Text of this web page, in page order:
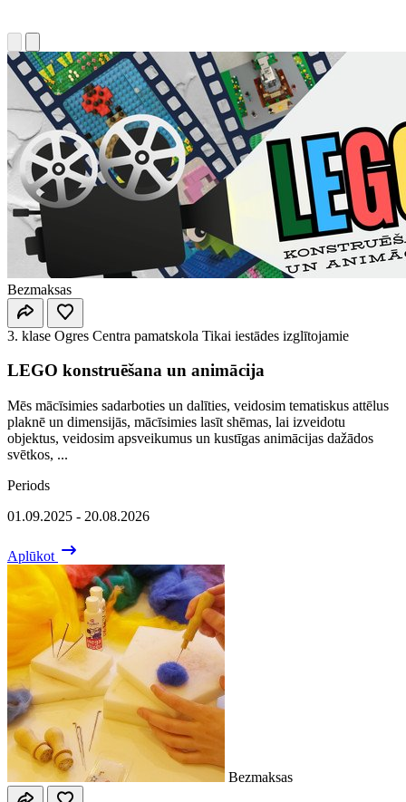
Bezmaksas
3. klase Ogres Centra pamatskola Tikai iestādes izglītojamie
LEGO konstruēšana un animācija
Mēs mācīsimies sadarboties un dalīties, veidosim tematiskus attēlus
plaknē un dimensijās, mācīsimies lasīt shēmas, lai izveidotu
objektus, veidosim apsveikumus un kustīgas animācijas dažādos
svētkos, ...
Periods
01.09.2025 - 20.08.2026
Aplūkot
Bezmaksas